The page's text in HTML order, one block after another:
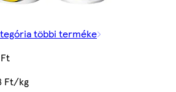
többi terméke
Ft/kg